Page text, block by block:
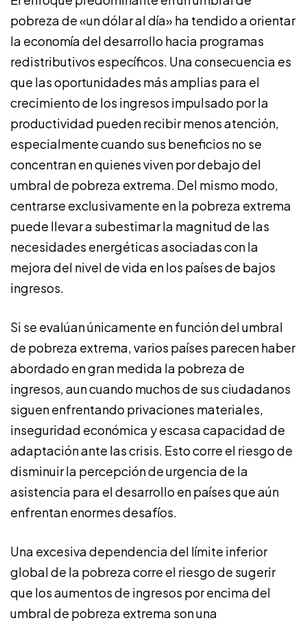
pobreza de «un dólar al día» ha tendido a orientar
la economía del desarrollo hacia programas
redistributivos específicos. Una consecuencia es
que las oportunidades más amplias para el
crecimiento de los ingresos impulsado por la
productividad pueden recibir menos atención,
especialmente cuando sus beneficios no se
concentran en quienes viven por debajo del
umbral de pobreza extrema. Del mismo modo,
centrarse exclusivamente en la pobreza extrema
puede llevar a subestimar la magnitud de las
necesidades energéticas asociadas con la
mejora del nivel de vida en los países de bajos
ingresos.
Si se evalúan únicamente en función del umbral
de pobreza extrema, varios países parecen haber
abordado en gran medida la pobreza de
ingresos, aun cuando muchos de sus ciudadanos
siguen enfrentando privaciones materiales,
inseguridad económica y escasa capacidad de
adaptación ante las crisis. Esto corre el riesgo de
disminuir la percepción de urgencia de la
asistencia para el desarrollo en países que aún
enfrentan enormes desafíos.
Una excesiva dependencia del límite inferior
global de la pobreza corre el riesgo de sugerir
que los aumentos de ingresos por encima del
umbral de pobreza extrema son una